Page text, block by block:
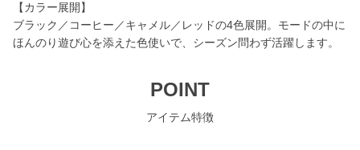
【カラー展開】
ブラック／コーヒー／キャメル／レッドの4色展開。モードの中に
ほんのり遊び心を添えた色使いで、シーズン問わず活躍します。
POINT
アイテム特徴